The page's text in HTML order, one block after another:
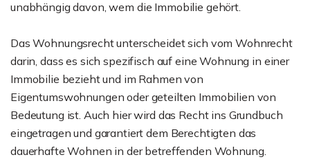
unabhängig davon, wem die Immobilie gehört.
Das Wohnungsrecht unterscheidet sich vom Wohnrecht
darin, dass es sich spezifisch auf eine Wohnung in einer
Immobilie bezieht und im Rahmen von
Eigentumswohnungen oder geteilten Immobilien von
Bedeutung ist. Auch hier wird das Recht ins Grundbuch
eingetragen und garantiert dem Berechtigten das
dauerhafte Wohnen in der betreffenden Wohnung.